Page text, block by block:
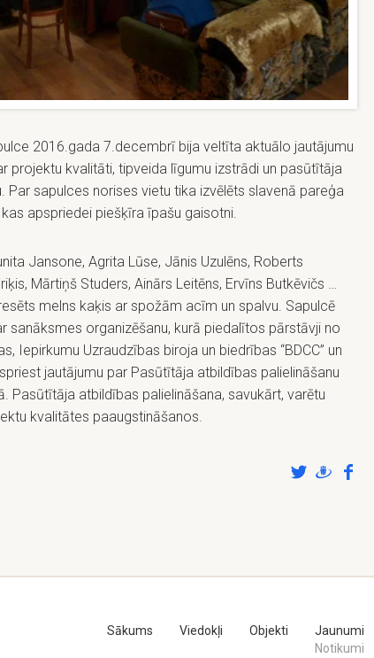
2016.gada 7.decembrī bija veltīta aktuālo jautājumu
projektu kvalitāti, tipveida līgumu izstrādi un pasūtītāja
Par sapulces norises vietu tika izvēlēts slavenā pareģa
apspriedei piešķīra īpašu gaisotni.
Jansone, Agrita Lūse, Jānis Uzulēns, Roberts
Mārtiņš Studers, Ainārs Leitēns, Ervīns Butkēvičs …
melns kaķis ar spožām acīm un spalvu. Sapulcē
sanāksmes organizēšanu, kurā piedalītos pārstāvji no
Iepirkumu Uzraudzības biroja un biedrības “BDCC” un
jautājumu par Pasūtītāja atbildības palielināšanu
Pasūtītāja atbildības palielināšana, savukārt, varētu
kvalitātes paaugstināšanos.
Sākums Viedokļi Objekti
Jaunumi
Notikumi